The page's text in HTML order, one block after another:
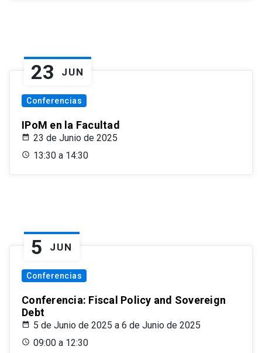
23 JUN
Conferencias
IPoM en la Facultad
23 de Junio de 2025
13:30 a 14:30
5 JUN
Conferencias
Conferencia: Fiscal Policy and Sovereign
Debt
5 de Junio de 2025 a 6 de Junio de 2025
09:00 a 12:30